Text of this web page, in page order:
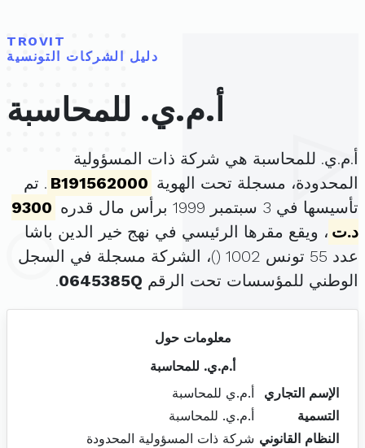
TROVIT
دليل الشركات التونسية
أ.م.ي. للمحاسبة
أ.م.ي. للمحاسبة هي شركة ذات المسؤولية
المحدودة، مسجلة تحت الهوية B191562000 . تم
تأسيسها في 3 سبتمبر 1999 برأس مال قدره
9300
د.ت ، ويقع مقرها الرئيسي في نهج خير الدين باشا
عدد 55 تونس 1002 (
)، الشركة مسجلة في السجل
الوطني للمؤسسات تحت الرقم 0645385Q
.
معلومات حول
أ.م.ي. للمحاسبة
الإسم التجاري
أ.م.ي للمحاسبة
التسمية
أ.م.ي. للمحاسبة
النظام القانوني شركة ذات المسؤولية المحدودة